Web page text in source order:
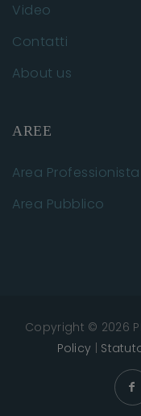
Video
Contatti
About us
AREE
Area Professionista
Area Pubblico
Copyright © 2026
Policy